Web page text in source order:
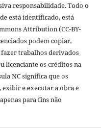
responsabilidade. Todo o
está identificado, está
Attribution (CC-BY-
podem copiar,
trabalhos derivados
licenciante os créditos na
NC significa que os
e executar a obra e
para fins não